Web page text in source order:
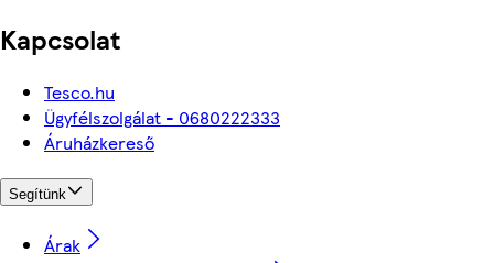
Kapcsolat
Tesco.hu
Ügyfélszolgálat - 0680222333
Áruházkereső
Segítünk
Árak